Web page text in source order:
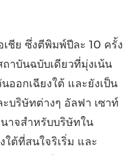
ชีย ซึ่งตีพิมพ์ปีละ 10 ครั้ง
าบันฉบับเดียวที่มุ่งเน้น
ออกเฉียงใต้ และยังเป็น
บริษัทต่างๆ อัลฟา เซาท์
นาจสำหรับบริษัทใน
ใต้ที่สนใจริเริ่ม และ